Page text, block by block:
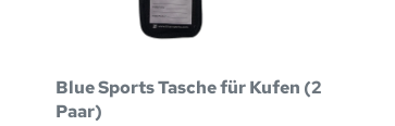
Blue Sports Tasche für Kufen (2
Paar)